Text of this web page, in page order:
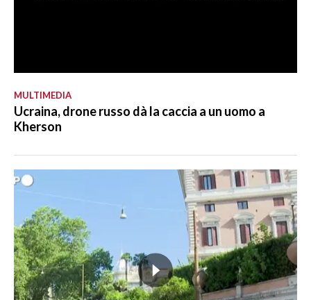
MULTIMEDIA
Ucraina, drone russo dà la caccia a un uomo a
Kherson